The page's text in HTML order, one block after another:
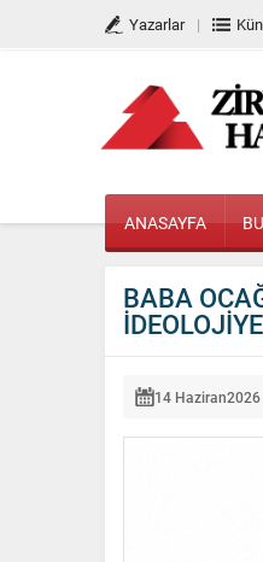
Yazarlar
ANASAYFA
BABA
14 Haziran2026